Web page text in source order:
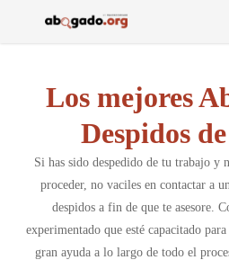
Los mejores
Despidos
Si has sido despedido de tu trabajo y
proceder, no vaciles en contactar a
despidos a fin de que te asesore.
experimentado que esté capacitado
gran ayuda a lo largo de todo el